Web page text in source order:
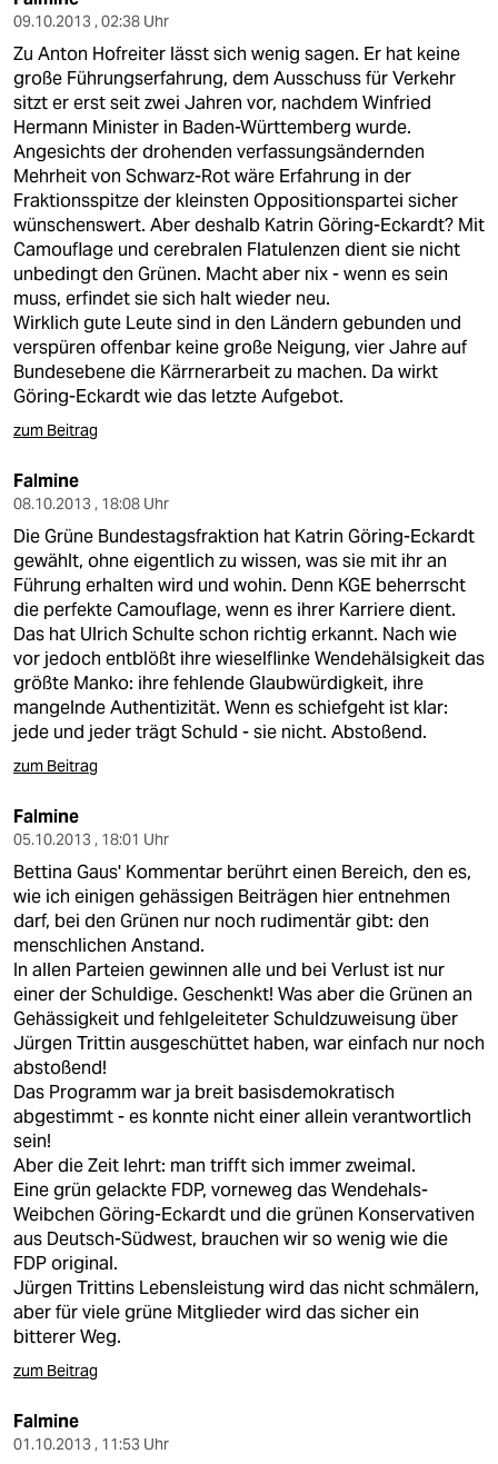
09.10.2013 , 02:38 Uhr
Zu Anton Hofreiter lässt sich wenig sagen. Er hat keine
große Führungserfahrung, dem Ausschuss für Verkehr
sitzt er erst seit zwei Jahren vor, nachdem Winfried
Hermann Minister in Baden-Württemberg wurde.
Angesichts der drohenden verfassungsändernden
Mehrheit von Schwarz-Rot wäre Erfahrung in der
Fraktionsspitze der kleinsten Oppositionspartei sicher
wünschenswert. Aber deshalb Katrin Göring-Eckardt? Mit
Camouflage und cerebralen Flatulenzen dient sie nicht
unbedingt den Grünen. Macht aber nix - wenn es sein
muss, erfindet sie sich halt wieder neu.
Wirklich gute Leute sind in den Ländern gebunden und
verspüren offenbar keine große Neigung, vier Jahre auf
Bundesebene die Kärrnerarbeit zu machen. Da wirkt
Göring-Eckardt wie das letzte Aufgebot.
zum Beitrag
Falmine
08.10.2013 , 18:08 Uhr
Die Grüne Bundestagsfraktion hat Katrin Göring-Eckardt
gewählt, ohne eigentlich zu wissen, was sie mit ihr an
Führung erhalten wird und wohin. Denn KGE beherrscht
die perfekte Camouflage, wenn es ihrer Karriere dient.
Das hat Ulrich Schulte schon richtig erkannt. Nach wie
vor jedoch entblößt ihre wieselflinke Wendehälsigkeit das
größte Manko: ihre fehlende Glaubwürdigkeit, ihre
mangelnde Authentizität. Wenn es schiefgeht ist klar:
jede und jeder trägt Schuld - sie nicht. Abstoßend.
zum Beitrag
Falmine
05.10.2013 , 18:01 Uhr
Bettina Gaus' Kommentar berührt einen Bereich, den es,
wie ich einigen gehässigen Beiträgen hier entnehmen
darf, bei den Grünen nur noch rudimentär gibt: den
menschlichen Anstand.
In allen Parteien gewinnen alle und bei Verlust ist nur
einer der Schuldige. Geschenkt! Was aber die Grünen an
Gehässigkeit und fehlgeleiteter Schuldzuweisung über
Jürgen Trittin ausgeschüttet haben, war einfach nur noch
abstoßend!
Das Programm war ja breit basisdemokratisch
abgestimmt - es konnte nicht einer allein verantwortlich
sein!
Aber die Zeit lehrt: man trifft sich immer zweimal.
Eine grün gelackte FDP, vorneweg das Wendehals-
Weibchen Göring-Eckardt und die grünen Konservativen
aus Deutsch-Südwest, brauchen wir so wenig wie die
FDP original.
Jürgen Trittins Lebensleistung wird das nicht schmälern,
aber für viele grüne Mitglieder wird das sicher ein
bitterer Weg.
zum Beitrag
Falmine
01.10.2013 , 11:53 Uhr